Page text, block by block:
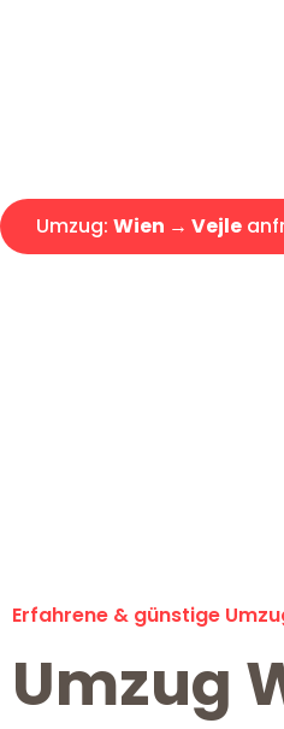
Umzug: Wien → Vejle
Erfahrene & günstige
Umzug